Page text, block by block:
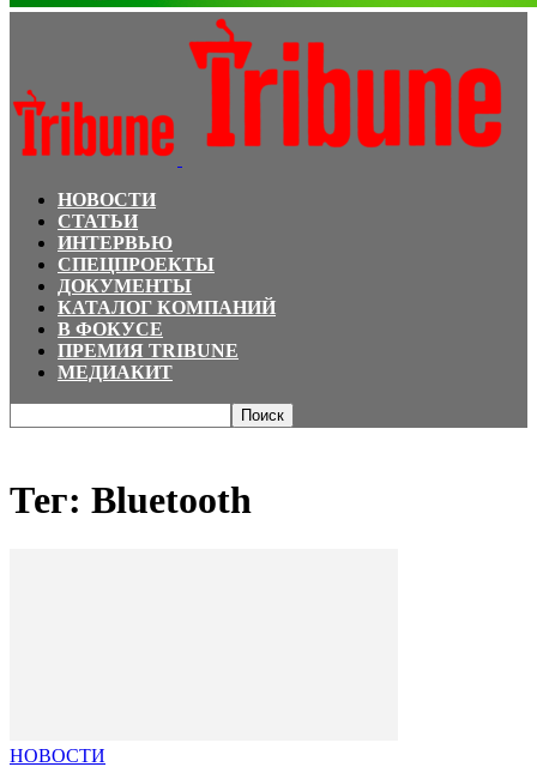
НОВОСТИ
СТАТЬИ
ИНТЕРВЬЮ
СПЕЦПРОЕКТЫ
ДОКУМЕНТЫ
КАТАЛОГ КОМПАНИЙ
В ФОКУСЕ
ПРЕМИЯ TRIBUNE
МЕДИАКИТ
Тег: Bluetooth
НОВОСТИ